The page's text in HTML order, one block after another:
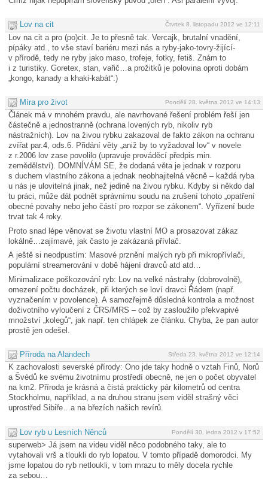
Čtvrtek 8. listopadu 2012 ve 12:11
Lov na cit
Lov na cit a pro (po)cit. Je to přesně tak. Vercajk, brutalní vnadění,
pípáky atd., to vše staví bariéru mezi nás a ryby-jako-tovry-žijící-
v přírodě, tedy ne ryby jako maso, trofeje, fotky, fetiš. Znám to
i z turistiky. Goretex, stan, vařič…a prožitků je polovina oproti dobám
„kongo, kanady a khaki-kabát“:)
Pondělí 28. května 2012 ve 14:13
Míra pro život
Článek má v mnohém pravdu, ale navrhované řešení problém řeší jen
částečně a jednostranně (ochrana lovených ryb, nikoliv ryb
nástražních). Lov na živou rybku zakazoval de fakto zákon na ochranu
zvířat par.4, ods.6. Přidání věty „aniž by to vyžadoval lov“ v novele
z r.2006 lov zase povolilo (upravuje prováděcí předpis min.
zemědělství). DOMNÍVÁM SE, že dodaná věta je jednak v rozporu
s duchem vlastního zákona a jednak neobhajitelná věcně – každá ryba
u nás je ulovitelná jinak, než jedině na živou rybku. Kdyby si někdo dal
tu práci, může dát podnět správnímu soudu na zrušení tohoto „opatření
obecné povahy nebo jeho částí pro rozpor se zákonem“. Vyřízení bude
trvat tak 4 roky.
Proto snad lépe věnovat se životu vlastní MO a prosazovat zákaz
lokálně…zajímavé, jak často je zakázaná přívlač.
A ještě si neodpustím: Masové prznění malých ryb při mikropřívlači,
populární streamerování v době hájení dravců atd atd…
Minimalizace poškozování ryb: Lov na velké nástrahy (dobrovolně),
omezení počtu docházek, při kterých se loví dravci Řádem (např.
vyznačením v povolence). A samozřejmě důsledná kontrola a možnost
doživotního vyloučení z ČRS/MRS – což by zasloužilo překvapivé
množství „kolegů“, jak např. ten chlápek ze článku. Chyba, že pan autor
prostě jen odešel.
Středa 23. května 2012 ve 12:14
Příroda na Alandech
K zachovalosti severské přírody: Ono jde taky hodně o vztah Finů, Norů
a Švédů ke svému životnímu prostředí obecně, ne jen o počet obyvatel
na km2. Příroda je krásná a čistá prakticky pár kilometrů od centra
Stockholmu, například, a na druhou stranu jsem viděl strašný věci
uprostřed Sibiře…a na březích našich revírů.
Pondělí 30. ledna 2012 v 17:52
Lov ryb u Lesních Něnců
superweb> Já jsem na videu viděl něco podobného taky, ale to
vytahovali vrš a tloukli do ryb lopatou. V tomto případě domorodci. My
jsme lopatou do ryb netloukli, v tom mrazu to měly docela rychle
za sebou…